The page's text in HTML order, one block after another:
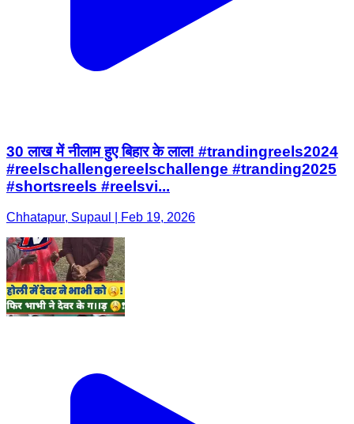
30 लाख में नीलाम हुए बिहार के लाल! #trandingreels2024
#reelschallengereelschallenge #tranding2025
#shortsreels #reelsvi...
Chhatapur, Supaul | Feb 19, 2026